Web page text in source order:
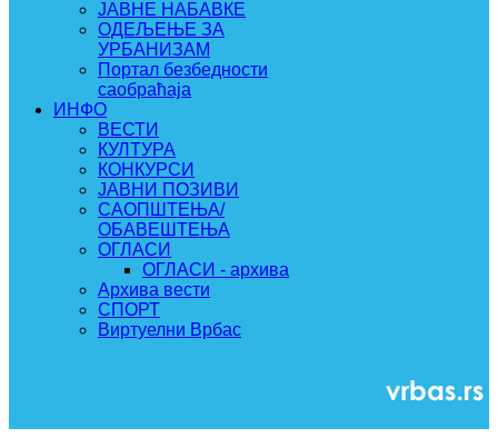
ЈАВНЕ НАБАВКЕ
ОДЕЉЕЊЕ ЗА
УРБАНИЗАМ
Портал безбедности
саобраћаја
ИНФО
ВЕСТИ
КУЛТУРА
КОНКУРСИ
ЈАВНИ ПОЗИВИ
САОПШТЕЊА/
ОБАВЕШТЕЊА
ОГЛАСИ
ОГЛАСИ - архива
Архива вести
СПОРТ
Виртуелни Врбас